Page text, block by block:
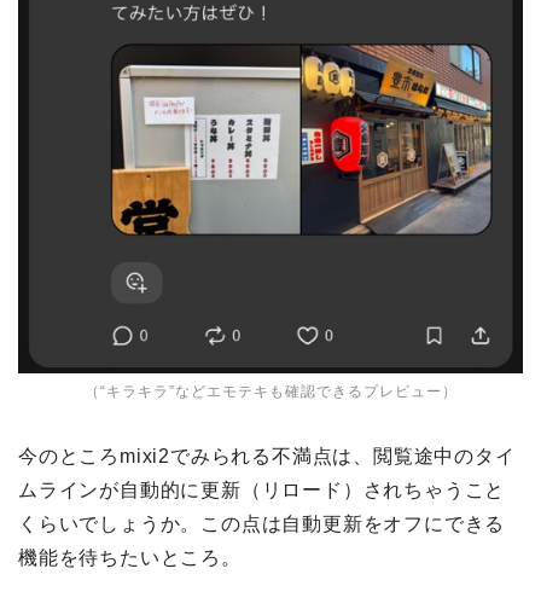
（“キラキラ”などエモテキも確認できるプレビュー）
今のところmixi2でみられる不満点は、閲覧途中のタイ
ムラインが自動的に更新（リロード）されちゃうこと
くらいでしょうか。この点は自動更新をオフにできる
機能を待ちたいところ。